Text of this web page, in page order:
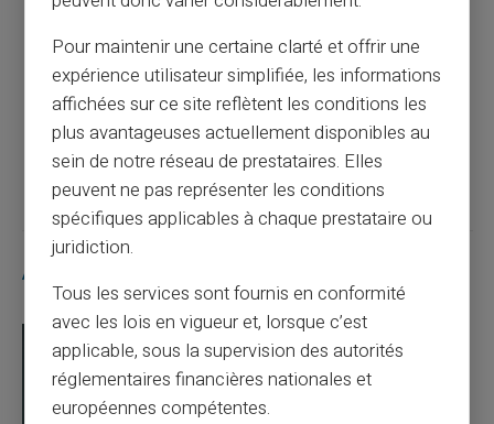
Ouvrir un compte en ligne sans dépôt et
sans justificatif
Article suivant
Articles similaires
Pour maintenir une certaine clarté et offrir une
expérience utilisateur simplifiée, les informations
affichées sur ce site reflètent les conditions les
plus avantageuses actuellement disponibles au
sein de notre réseau de prestataires. Elles
peuvent ne pas représenter les conditions
spécifiques applicables à chaque prestataire ou
juridiction.
Tous les services sont fournis en conformité
avec les lois en vigueur et, lorsque c’est
applicable, sous la supervision des autorités
réglementaires financières nationales et
européennes compétentes.